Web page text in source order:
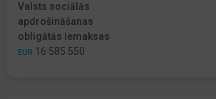
Valsts sociālās
apdrošināšanas
obligātās iemaksas
EUR 16 585 550